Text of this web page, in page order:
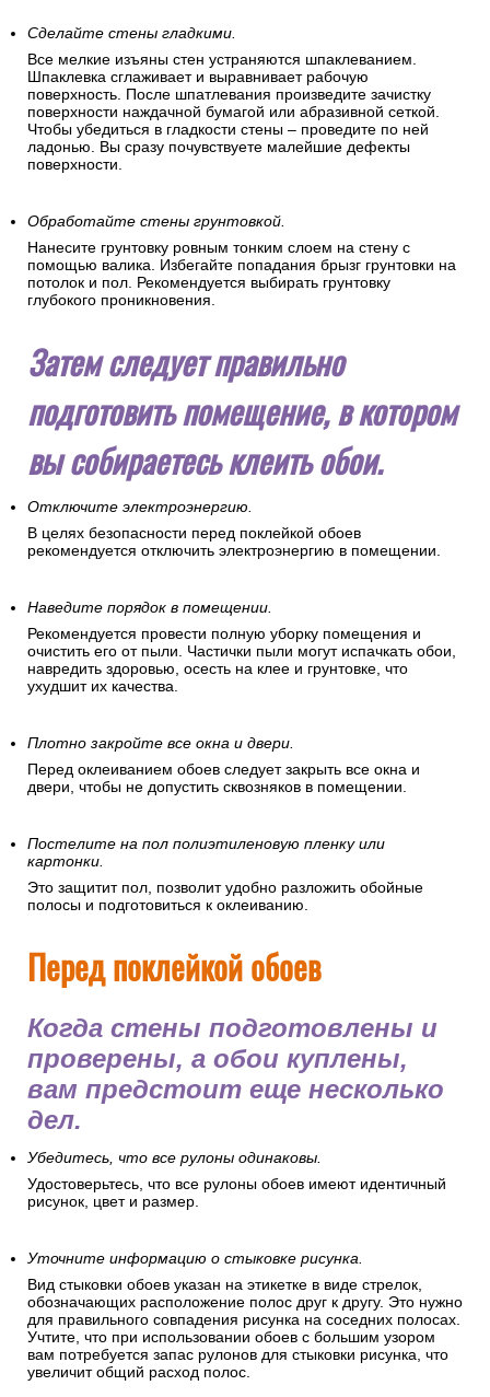
Сделайте стены гладкими.
Все мелкие изъяны стен устраняются шпаклеванием.
Шпаклевка сглаживает и выравнивает рабочую
поверхность. После шпатлевания произведите зачистку
поверхности наждачной бумагой или абразивной сеткой.
Чтобы убедиться в гладкости стены – проведите по ней
ладонью. Вы сразу почувствуете малейшие дефекты
поверхности.
Обработайте стены грунтовкой.
Нанесите грунтовку ровным тонким слоем на стену с
помощью валика. Избегайте попадания брызг грунтовки на
потолок и пол. Рекомендуется выбирать грунтовку
глубокого проникновения.
Затем следует правильно
подготовить помещение, в котором
вы собираетесь клеить обои.
Отключите электроэнергию.
В целях безопасности перед поклейкой обоев
рекомендуется отключить электроэнергию в помещении.
Наведите порядок в помещении.
Рекомендуется провести полную уборку помещения и
очистить его от пыли. Частички пыли могут испачкать обои,
навредить здоровью, осесть на клее и грунтовке, что
ухудшит их качества.
Плотно закройте все окна и двери.
Перед оклеиванием обоев следует закрыть все окна и
двери, чтобы не допустить сквозняков в помещении.
Постелите на пол полиэтиленовую пленку или
картонки.
Это защитит пол, позволит удобно разложить обойные
полосы и подготовиться к оклеиванию.
Перед поклейкой обоев
Когда стены подготовлены и
проверены, а обои куплены,
вам предстоит еще несколько
дел.
Убедитесь, что все рулоны одинаковы.
Удостоверьтесь, что все рулоны обоев имеют идентичный
рисунок, цвет и размер.
Уточните информацию о стыковке рисунка.
Вид стыковки обоев указан на этикетке в виде стрелок,
обозначающих расположение полос друг к другу. Это нужно
для правильного совпадения рисунка на соседних полосах.
Учтите, что при использовании обоев с большим узором
вам потребуется запас рулонов для стыковки рисунка, что
увеличит общий расход полос.